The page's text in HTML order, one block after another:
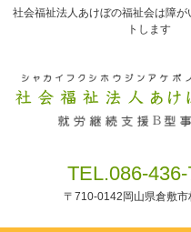
社会福祉法人あけぼの福祉会は障が
トします
TEL.086-
〒710-0142岡山県倉敷市